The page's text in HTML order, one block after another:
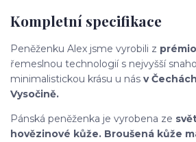
Kompletní specifikace
Peněženku Alex jsme vyrobili z
řemeslnou technologií s nejvyšší
minimalistickou krásu u nás v Čechách
Vysočině.
Pánská peněženka je vyrobena ze
hovězinové kůže. Broušená kůže